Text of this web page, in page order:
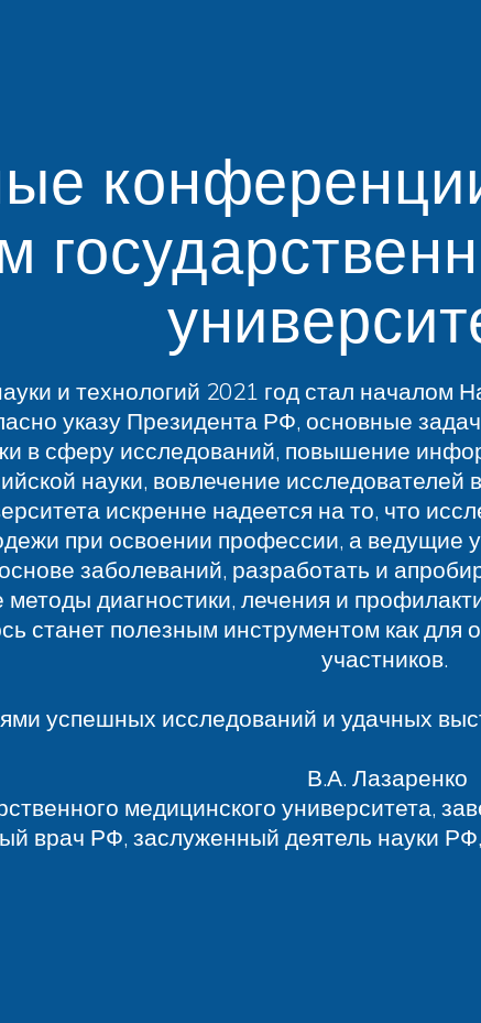
и технологий 2021 год стал началом
указу Президента РФ, основные
в сферу исследований, повышение
науки, вовлечение
искренне надеется на то, что
при освоении профессии, а ведущие
заболеваний, разработать и
диагностики, лечения и
станет полезным инструментом как для
участников.
успешных исследований и удачных
В.А. Лазаренко
медицинского университета,
врач РФ, заслуженный деятель науки